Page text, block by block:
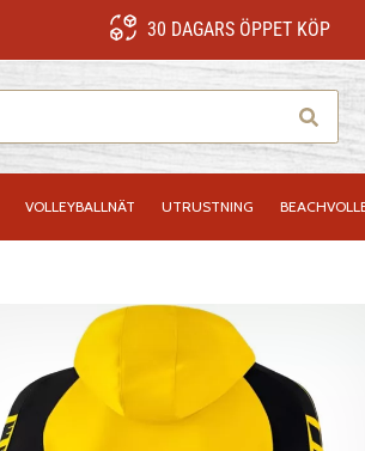
30 DAGARS ÖPPET KÖP
VOLLEYBALLNÄT UTRUSTNING